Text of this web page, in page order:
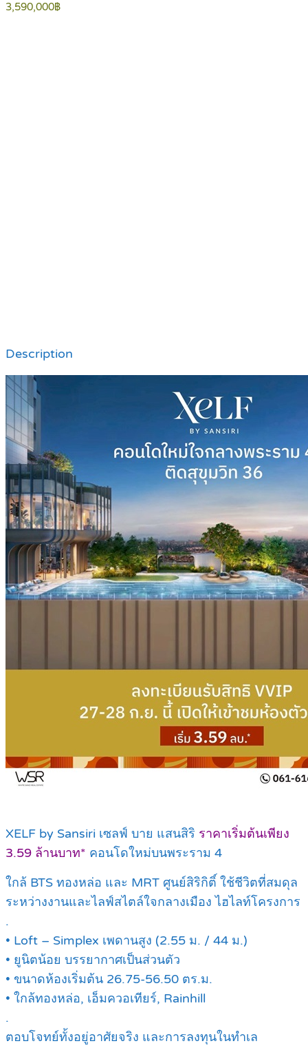
3,590,000฿
Description
XELF by Sansiri เซลฟ์ บาย แสนสิริ ราคาเริ่มต้นเพียง
3.59 ล้านบาท* คอนโดใหม่บนพระราม 4
ใกล้ BTS ทองหล่อ และ MRT ศูนย์สิริกิติ์ ใช้ชีวิตที่สมดุล
ระหว่างงานและไลฟ์สไตล์ใจกลางเมือง ไฮไลท์โครงการ
.
• Loft – Simplex เพดานสูง (2.55 ม. / 44 ม.)
• ยูนิตน้อย บรรยากาศเป็นส่วนตัว
• ขนาดห้องเริ่มต้น 26.75-56.50 ตร.ม.
• ใกล้ทองหล่อ, เอ็มควอเทียร์, Rainhill
.
ตอบโจทย์ทั้งอยู่อาศัยจริง และการลงทุนในทำเล